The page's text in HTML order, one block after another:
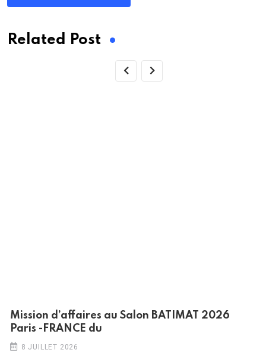
Related Post
Mission d’affaires au Salon BATIMAT 2026
Paris -FRANCE du
8 JUILLET 2026